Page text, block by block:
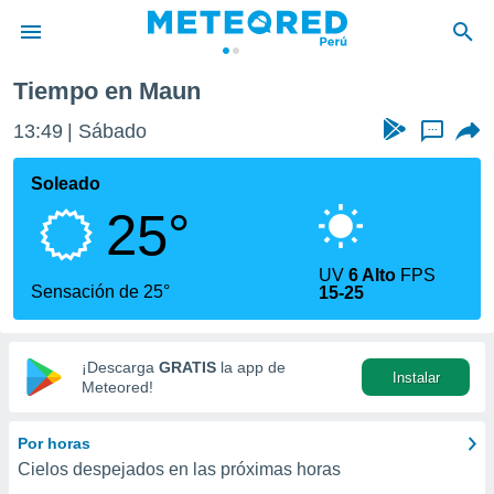
de
ha sido
calidad.
a este
las
y
digital
basada
Tiempo en Maun
13:49 Sábado ...
Soleado
25°
Sensación de 25°
UV6 Alto FPS
15-25
¡Descarga GRATIS la app de
Meteored!
Instalar
Por horas
Cielos despejados en las próximas horas